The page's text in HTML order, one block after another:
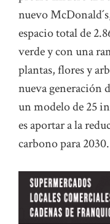
nuevo
espacio total de
verde y con una
plantas, flores y
nueva generación
un modelo de 25
es aportar a la
carbono para 2030.